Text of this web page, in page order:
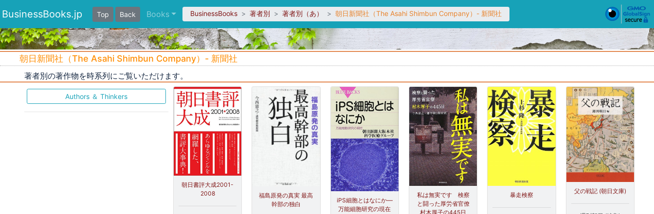
BusinessBooks.jp Top Back Books BusinessBooks 著者別 著者別（あ） 朝日新聞社（The Asahi Shimbun Company）- 新聞社
朝日新聞社（The Asahi Shimbun Company）- 新聞社
著者別の著作物を時系列にご覧いただけます。
Authors ＆ Thinkers
朝日書評大成2001-
2008
福島原発の真実 最高
幹部の独白
iPS細胞とはなにか―
万能細胞研究の現在
私は無実です 検察
と闘った厚労省官僚
村木厚子の445日
暴走検察
父の戦記 (朝日文庫)